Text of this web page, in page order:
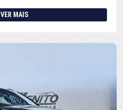
VER MAIS